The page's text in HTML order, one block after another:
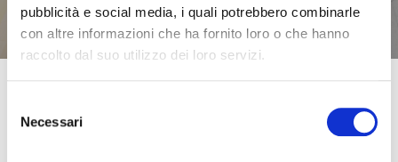
pubblicità e social media, i quali potrebbero combinarle
con altre informazioni che ha fornito loro o che hanno
raccolto dal suo utilizzo dei loro servizi.
delNecessari